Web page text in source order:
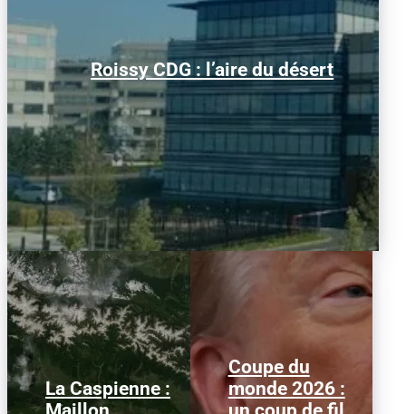
Roissy CDG : l’aire du désert
Alors que le trafic aérien a retrouvé son
niveau d’avant la pandémie, les
conditions d’obtention...
La Caspienne :
Samedi 25 juillet 2026,
Coupe du
monde 2026 :
Le 1er juillet 2026,